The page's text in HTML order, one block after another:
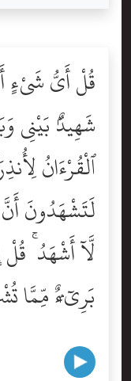
قُلْ أَىُّ شَىْءٍ
شَهِيدٌۢ بَيْنِى
ٱلْقُرْءَانُ
لَتَشْهَدُونَ
لَّآ أَشْهَدُ ۚ قُلْ
بَرِىٓءٌۭ مِّمَّا